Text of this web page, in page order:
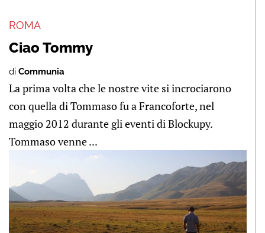
ROMA
Ciao Tommy
di Communia
La prima volta che le nostre vite si incrociarono
con quella di Tommaso fu a Francoforte, nel
maggio 2012 durante gli eventi di Blockupy.
Tommaso venne ...